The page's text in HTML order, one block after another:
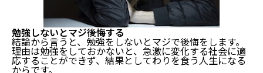
勉強しないとマジ後悔する
結論から言うと、勉強をしないとマジで後悔をします。
理由は勉強をしておかないと、急激に変化する社会に適
応することができず、結果としてわりを食う人生になる
からです。